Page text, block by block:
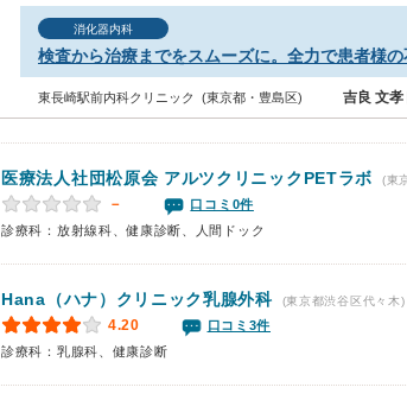
消化器内科
検査から治療までをスムーズに。全力で患者様の
東長崎駅前内科クリニック (東京都・豊島区) 吉良 文孝
医療法人社団松原会 アルツクリニックPETラボ (東
－
口コミ0件
診療科：放射線科、健康診断、人間ドック
Hana（ハナ）クリニック乳腺外科 (東京都渋谷区代々木)
4.20
口コミ3件
診療科：乳腺科、健康診断